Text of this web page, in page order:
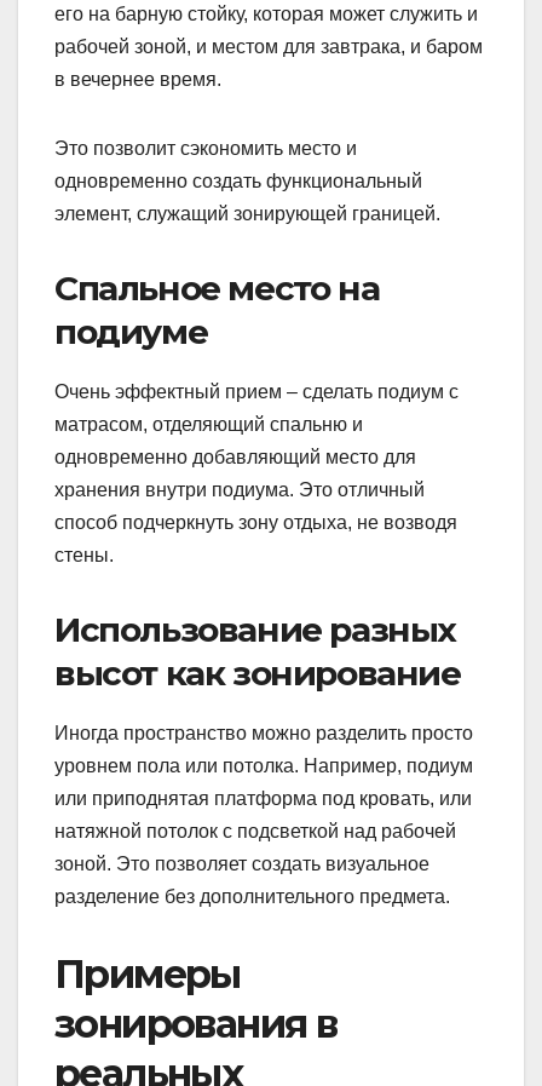
его на барную стойку, которая может служить и
рабочей зоной, и местом для завтрака, и баром
в вечернее время.
Это позволит сэкономить место и
одновременно создать функциональный
элемент, служащий зонирующей границей.
Спальное место на
подиуме
Очень эффектный прием – сделать подиум с
матрасом, отделяющий спальню и
одновременно добавляющий место для
хранения внутри подиума. Это отличный
способ подчеркнуть зону отдыха, не возводя
стены.
Использование разных
высот как зонирование
Иногда пространство можно разделить просто
уровнем пола или потолка. Например, подиум
или приподнятая платформа под кровать, или
натяжной потолок с подсветкой над рабочей
зоной. Это позволяет создать визуальное
разделение без дополнительного предмета.
Примеры
зонирования в
реальных